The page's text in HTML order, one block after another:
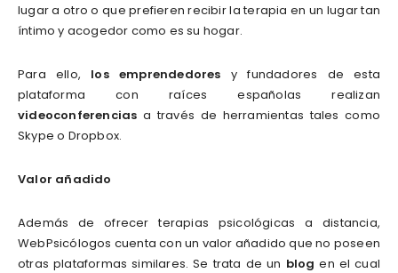
lugar a otro o que prefieren recibir la terapia en un lugar tan
íntimo y acogedor como es su hogar.
Para ello, los emprendedores y fundadores de esta
plataforma con raíces españolas realizan
videoconferencias a través de herramientas tales como
Skype o Dropbox.
Valor añadido
Además de ofrecer terapias psicológicas a distancia,
WebPsicólogos cuenta con un valor añadido que no poseen
otras plataformas similares. Se trata de un blog en el cual